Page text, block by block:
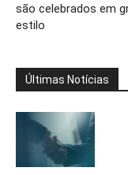
são celebrados em
estilo
Últimas Notícias